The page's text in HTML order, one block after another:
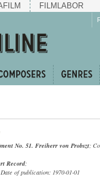
FILMLABOR
No. 51. Freiherr von Probszt;
Record;
of publication: 1970-01-01